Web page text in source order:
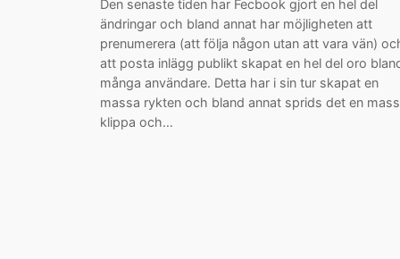
Den senaste tiden har Fecbook gjort en hel del
ändringar och bland annat har möjligheten att
prenumerera (att följa någon utan att vara vän)
att posta inlägg publikt skapat en hel del oro
många användare. Detta har i sin tur skapat en
massa rykten och bland annat sprids det en
klippa och…